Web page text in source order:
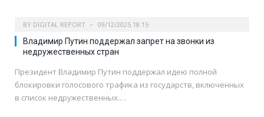
BY DIGITAL REPORT 09/12/2025 18:15
Владимир Путин поддержал запрет на звонки из
недружественных стран
Президент Владимир Путин поддержал идею полной
блокировки голосового трафика из государств, включенных
в список недружественных.…